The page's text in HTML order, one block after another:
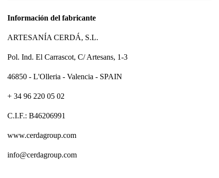
Información del fabricante
ARTESANÍA CERDÁ, S.L.
Pol. Ind. El Carrascot, C/ Artesans, 1-3
46850 - L'Olleria - Valencia - SPAIN
+ 34 96 220 05 02
C.I.F.: B46206991
www.cerdagroup.com
info@cerdagroup.com